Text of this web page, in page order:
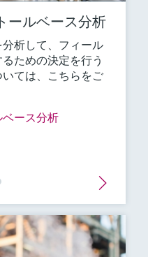
ールベース分析
析して、フィール
ための決定を行う
ては、こちらをご
ース分析